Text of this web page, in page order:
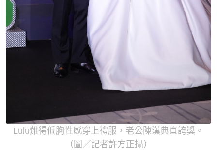
Lulu難得低胸性感穿上禮服，老公陳漢典直誇獎。
（圖／記者許方正攝）